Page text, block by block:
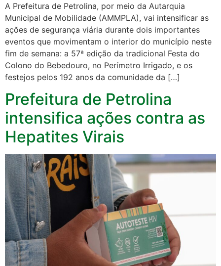
A Prefeitura de Petrolina, por meio da Autarquia
Municipal de Mobilidade (AMMPLA), vai intensificar as
ações de segurança viária durante dois importantes
eventos que movimentam o interior do município neste
fim de semana: a 57ª edição da tradicional Festa do
Colono do Bebedouro, no Perímetro Irrigado, e os
festejos pelos 192 anos da comunidade da […]
Prefeitura de Petrolina
intensifica ações contra as
Hepatites Virais